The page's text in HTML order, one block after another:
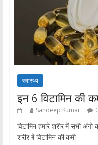
स्वास्थ्य
इन 6 विटामिन की
Sandeep Kumar 0
विटामिन हमारे शरीर में सभी
शरीर में विटामिन की कमी